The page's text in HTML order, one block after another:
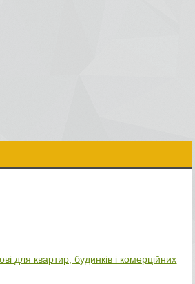
для квартир, будинків і комерційних